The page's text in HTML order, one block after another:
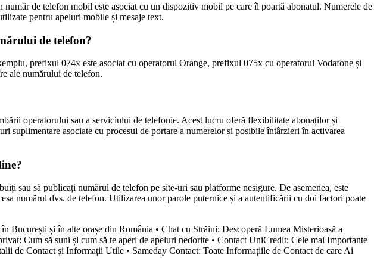
de telefon mobil este asociat cu un dispozitiv mobil pe care îl poartă abonatul. Numerele de
pentru apeluri mobile și mesaje text.
de telefon?
prefixul 074x este asociat cu operatorul Orange, prefixul 075x cu operatorul Vodafone și
ale numărului de telefon.
operatorului sau a serviciului de telefonie. Acest lucru oferă flexibilitate abonaților și
suplimentare asociate cu procesul de portare a numerelor și posibile întârzieri în activarea
sau să publicați numărul de telefon pe site-uri sau platforme nesigure. De asemenea, este
numărul dvs. de telefon. Utilizarea unor parole puternice și a autentificării cu doi factori poate
București și în alte orașe din România • Chat cu Străini: Descoperă Lumea Misterioasă a
Cum să suni și cum să te aperi de apeluri nedorite • Contact UniCredit: Cele mai Importante
de Contact și Informații Utile • Sameday Contact: Toate Informațiile de Contact de care Ai